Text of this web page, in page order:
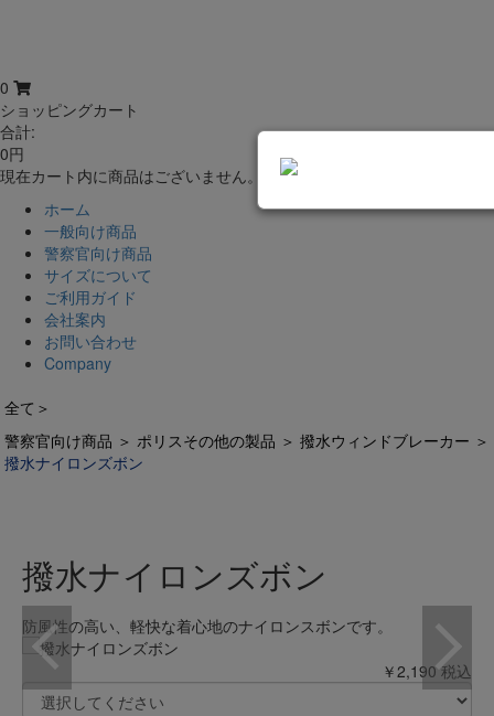
0
ショッピングカート
合計:
0円
現在カート内に商品はございません。
ホーム
一般向け商品
警察官向け商品
サイズについて
ご利用ガイド
会社案内
お問い合わせ
Company
全て ＞
警察官向け商品 ＞ ポリスその他の製品 ＞ 撥水ウィンドブレーカー ＞
撥水ナイロンズボン
撥水ナイロンズボン
防風性の高い、軽快な着心地のナイロンスボンです。
￥2,190 税込